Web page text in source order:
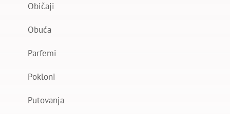
Običaji
Obuća
Parfemi
Pokloni
Putovanja